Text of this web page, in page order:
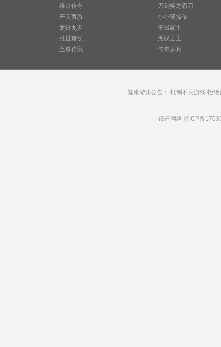
维京传奇
开天西游
龙破九天
乱世诸侯
至尊传说
刀剑笑之霸刀
小小曹操传
王城霸主
无双之王
传奇岁月
健康游戏公告： 抵制不良游戏 拒
锋芒网络 浙ICP备